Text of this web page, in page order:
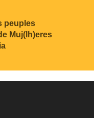
peuples
Muj(lh)eres